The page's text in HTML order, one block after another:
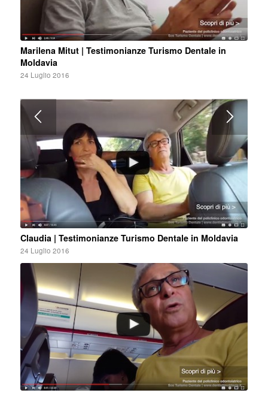
Marilena Mitut | Testimonianze Turismo Dentale in
Moldavia
24 Luglio 2016
Claudia | Testimonianze Turismo Dentale in Moldavia
24 Luglio 2016